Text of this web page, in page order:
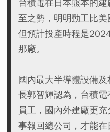
台積電在日本熊本的
至之勢，明明動工比美
但預計投產時程是
那廠。
國內最大半導體設備
長郭智輝認為，台積
員工，國內外建廠更
事報回總公司，才能